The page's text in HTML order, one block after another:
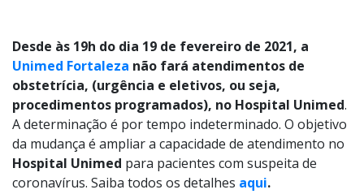
Desde às 19h do dia 19 de fevereiro de 2021, a
Unimed Fortaleza não fará atendimentos de
obstetrícia, (urgência e eletivos, ou seja,
procedimentos programados), no Hospital Unimed.
A determinação é por tempo indeterminado. O objetivo
da mudança é ampliar a capacidade de atendimento no
Hospital Unimed para pacientes com suspeita de
coronavírus. Saiba todos os detalhes aqui.